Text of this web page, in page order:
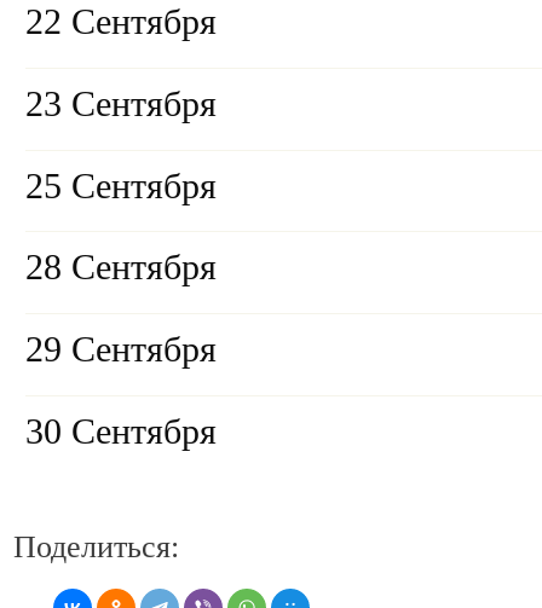
22 Сентября
23 Сентября
25 Сентября
28 Сентября
29 Сентября
30 Сентября
Поделиться: